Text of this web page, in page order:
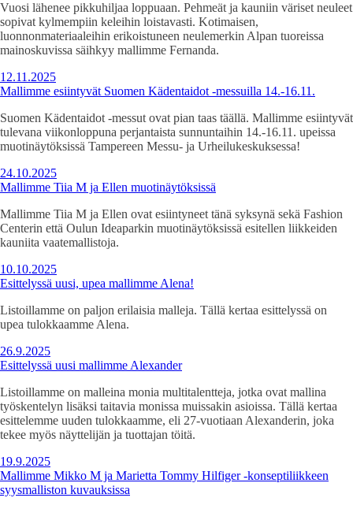
Vuosi lähenee pikkuhiljaa loppuaan. Pehmeät ja kauniin väriset neuleet
sopivat kylmempiin keleihin loistavasti. Kotimaisen,
luonnonmateriaaleihin erikoistuneen neulemerkin Alpan tuoreissa
mainoskuvissa säihkyy mallimme Fernanda.
12.11.2025
Mallimme esiintyvät Suomen Kädentaidot -messuilla 14.-16.11.
Suomen Kädentaidot -messut ovat pian taas täällä. Mallimme esiintyvät
tulevana viikonloppuna perjantaista sunnuntaihin 14.-16.11. upeissa
muotinäytöksissä Tampereen Messu- ja Urheilukeskuksessa!
24.10.2025
Mallimme Tiia M ja Ellen muotinäytöksissä
Mallimme Tiia M ja Ellen ovat esiintyneet tänä syksynä sekä Fashion
Centerin että Oulun Ideaparkin muotinäytöksissä esitellen liikkeiden
kauniita vaatemallistoja.
10.10.2025
Esittelyssä uusi, upea mallimme Alena!
Listoillamme on paljon erilaisia malleja. Tällä kertaa esittelyssä on
upea tulokkaamme Alena.
26.9.2025
Esittelyssä uusi mallimme Alexander
Listoillamme on malleina monia multitalentteja, jotka ovat mallina
työskentelyn lisäksi taitavia monissa muissakin asioissa. Tällä kertaa
esittelemme uuden tulokkaamme, eli 27-vuotiaan Alexanderin, joka
tekee myös näyttelijän ja tuottajan töitä.
19.9.2025
Mallimme Mikko M ja Marietta Tommy Hilfiger -konseptiliikkeen
syysmalliston kuvauksissa